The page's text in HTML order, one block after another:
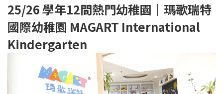
25/26 學年12間熱門幼稚園｜瑪歌瑞特
國際幼稚園 MAGART International
Kindergarten